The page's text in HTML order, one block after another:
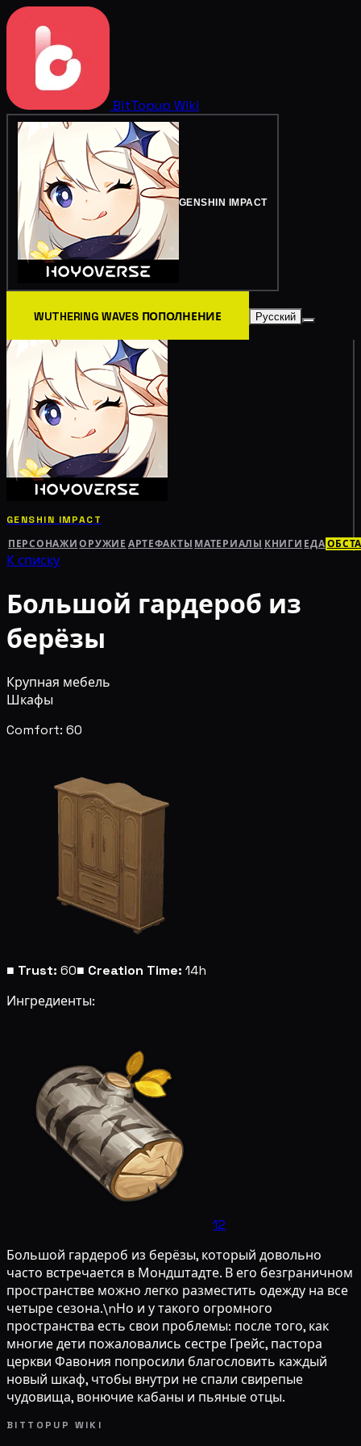
BitTopup Wiki
GENSHIN IMPACT
WUTHERING WAVES ПОПОЛНЕНИЕ Русский
GENSHIN IMPACT
ПЕРСОНАЖИ ОРУЖИЕ АРТЕФАКТЫ МАТЕРИАЛЫ КНИГИ ЕДА
К списку
Большой гардероб из
берёзы
Крупная мебель
Шкафы
Comfort: 60
■ Trust: 60■ Creation Time: 14h
Ингредиенты:
12
Большой гардероб из берёзы, который довольно
часто встречается в Мондштадте. В его безграничном
пространстве можно легко разместить одежду на все
четыре сезона.\nНо и у такого огромного
пространства есть свои проблемы: после того, как
многие дети пожаловались сестре Грейс, пастора
церкви Фавония попросили благословить каждый
новый шкаф, чтобы внутри не спали свирепые
чудовища, вонючие кабаны и пьяные отцы.
BITTOPUP WIKI